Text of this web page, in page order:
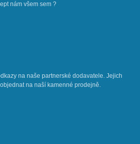
nám všem sem ?
na naše partnerské dodavatele. Jejich
na naší kamenné prodejně.